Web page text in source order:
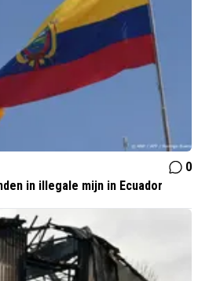
0
in illegale mijn in Ecuador